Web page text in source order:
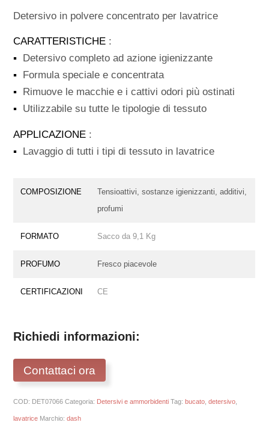
Detersivo in polvere concentrato per lavatrice
CARATTERISTICHE :
▪ Detersivo completo ad azione igienizzante
▪ Formula speciale e concentrata
▪ Rimuove le macchie e i cattivi odori più ostinati
▪ Utilizzabile su tutte le tipologie di tessuto
APPLICAZIONE :
▪ Lavaggio di tutti i tipi di tessuto in lavatrice
COMPOSIZIONE
Tensioattivi, sostanze igienizzanti, additivi,
profumi
FORMATO Sacco da 9,1 Kg
PROFUMO Fresco piacevole
CERTIFICAZIONI CE
Richiedi informazioni:
Contattaci ora
COD: DET07066 Categoria: Detersivi e ammorbidenti Tag: bucato ,detersivo
lavatrice Marchio:dash